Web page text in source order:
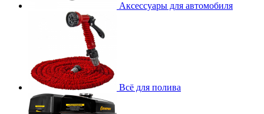
Аксессуары для автомобиля
Всё для полива